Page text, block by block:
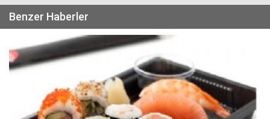
Benzer Haberler